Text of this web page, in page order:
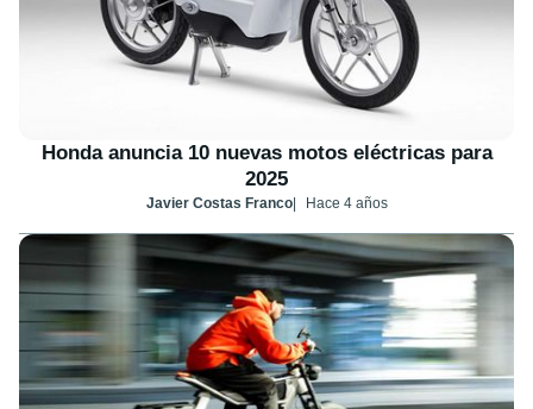
Honda anuncia 10 nuevas motos eléctricas para
2025
Javier Costas Franco Hace 4 años